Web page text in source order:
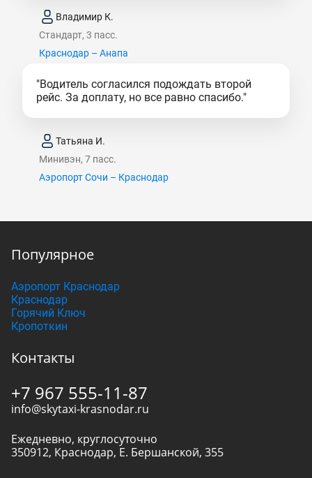
Владимир К.
Стандарт, 3 пасс.
Краснодар – Анапа
"Водитель согласился подождать второй
рейс. За доплату, но все равно спасибо."
Татьяна И.
Минивэн, 7 пасс.
Аэропорт Сочи – Краснодар
Популярное
Аэропорт Краснодар
Краснодар
Горячий Ключ
Кропоткин
Контакты
+7 967 555-11-87
info@skytaxi-krasnodar.ru
Ежедневно, круглосуточно
350912, Краснодар, Е. Бершанской, 355